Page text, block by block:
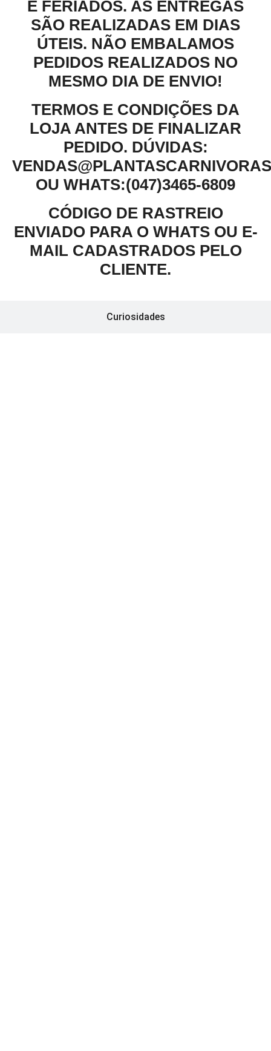
Curiosidades
E FERIADOS. AS ENTREGAS
SÃO REALIZADAS EM DIAS
ÚTEIS. NÃO EMBALAMOS
PEDIDOS REALIZADOS NO
MESMO DIA DE ENVIO!
TERMOS E CONDIÇÕES DA
LOJA ANTES DE FINALIZAR
PEDIDO. DÚVIDAS:
OU WHATS:(047)3465-6809
CÓDIGO DE RASTREIO
ENVIADO PARA O WHATS OU E-
MAIL CADASTRADOS PELO
CLIENTE.